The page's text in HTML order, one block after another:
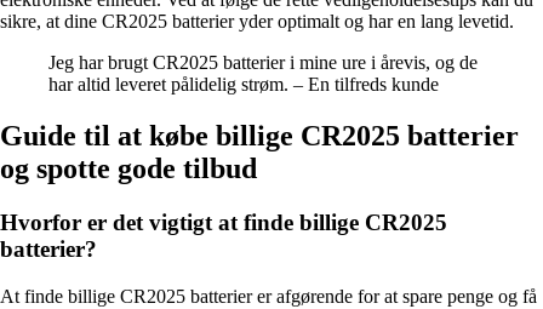
sikre, at dine CR2025 batterier yder optimalt og har en lang levetid.
Jeg har brugt CR2025 batterier i mine ure i årevis, og de
har altid leveret pålidelig strøm. – En tilfreds kunde
Guide til at købe billige CR2025 batterier
og spotte gode tilbud
Hvorfor er det vigtigt at finde billige CR2025
batterier?
At finde billige CR2025 batterier er afgørende for at spare penge og få